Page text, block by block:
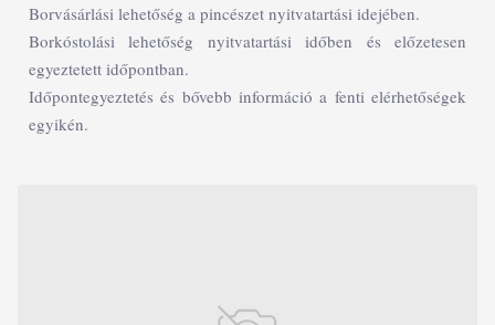
Borvásárlási lehetőség a pincészet nyitvatartási idejében.
Borkóstolási lehetőség nyitvatartási időben és előzetesen
egyeztetett időpontban.
Időpontegyeztetés és bővebb információ a fenti elérhetőségek
egyikén.